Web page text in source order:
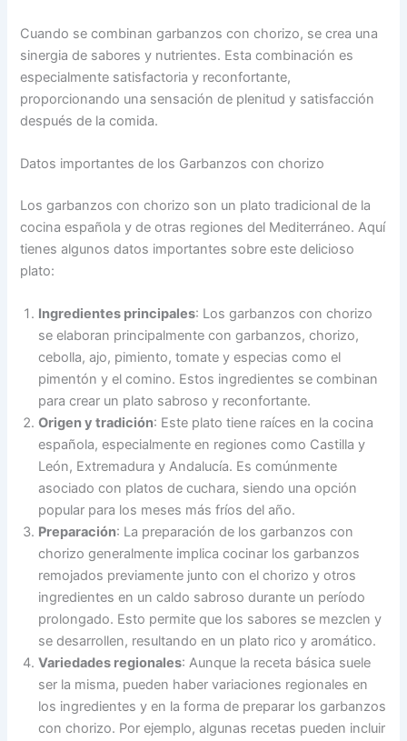
Cuando se combinan garbanzos con chorizo, se crea una
sinergia de sabores y nutrientes. Esta combinación es
especialmente satisfactoria y reconfortante,
proporcionando una sensación de plenitud y satisfacción
después de la comida.
Datos importantes de los Garbanzos con chorizo
Los garbanzos con chorizo son un plato tradicional de la
cocina española y de otras regiones del Mediterráneo. Aquí
tienes algunos datos importantes sobre este delicioso
plato:
Ingredientes principales: Los garbanzos con chorizo
se elaboran principalmente con garbanzos, chorizo,
cebolla, ajo, pimiento, tomate y especias como el
pimentón y el comino. Estos ingredientes se combinan
para crear un plato sabroso y reconfortante.
Origen y tradición: Este plato tiene raíces en la cocina
española, especialmente en regiones como Castilla y
León, Extremadura y Andalucía. Es comúnmente
asociado con platos de cuchara, siendo una opción
popular para los meses más fríos del año.
Preparación: La preparación de los garbanzos con
chorizo generalmente implica cocinar los garbanzos
remojados previamente junto con el chorizo y otros
ingredientes en un caldo sabroso durante un período
prolongado. Esto permite que los sabores se mezclen y
se desarrollen, resultando en un plato rico y aromático.
Variedades regionales: Aunque la receta básica suele
ser la misma, pueden haber variaciones regionales en
los ingredientes y en la forma de preparar los garbanzos
con chorizo. Por ejemplo, algunas recetas pueden incluir